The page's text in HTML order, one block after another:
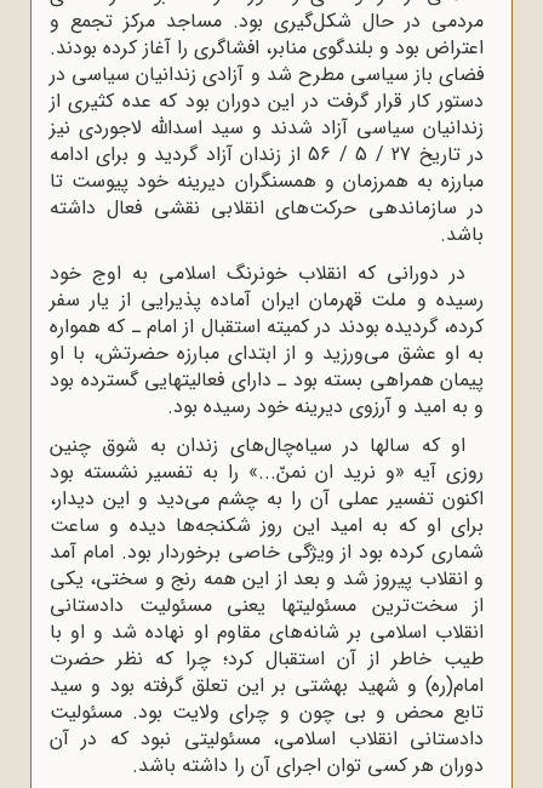
مردمى در حال شکل‌گیرى بود. مساجد مرکز تجمع و
اعتراض بود و بلندگوى منابر، افشاگرى را آغاز کرده بودند.
فضاى باز سیاسى مطرح شد و آزادى زندانیان سیاسى در
دستور کار قرار گرفت در این دوران بود که عده کثیرى از
زندانیان سیاسى آزاد شدند و سید اسداللّه‌ لاجوردى نیز
در تاریخ 27 / 5 / 56 از زندان آزاد گردید و براى ادامه
مبارزه به همرزمان و همسنگران دیرینه خود پیوست تا
در سازماندهى حرکت‌هاى انقلابى نقشى فعال داشته
باشد.
در دورانى که انقلاب خونرنگ اسلامى به اوج خود
رسیده و ملت قهرمان ایران آماده پذیرایى از یار سفر
کرده، گردیده بودند در کمیته استقبال از امام ـ که همواره
به او عشق مى‌ورزید و از ابتداى مبارزه حضرتش، با او
پیمان همراهى بسته بود ـ داراى فعالیتهایى گسترده بود
و به امید و آرزوى دیرینه خود رسیده بود.
او که سالها در سیاه‌چال‌هاى زندان به شوق چنین
روزى آیه «و نرید ان نمنّ...» را به تفسیر نشسته بود
اکنون تفسیر عملى آن را به چشم مى‌دید و این دیدار،
براى او که به امید این روز شکنجه‌ها دیده و ساعت
شمارى کرده بود از ویژگى خاصى برخوردار بود. امام آمد
و انقلاب پیروز شد و بعد از این همه رنج و سختى، یکى
از سخت‌ترین مسئولیتها یعنی مسئولیت دادستانی
انقلاب اسلامی بر شانه‌هاى مقاوم او نهاده شد و او با
طیب خاطر از آن استقبال کرد؛ چرا که نظر حضرت
امام(ره) و شهید بهشتى بر این تعلق گرفته بود و سید
تابع محض و بى چون و چراى ولایت بود. مسئولیت
دادستانى انقلاب اسلامى، مسئولیتى نبود که در آن
دوران هر کسى توان اجراى آن را داشته باشد.